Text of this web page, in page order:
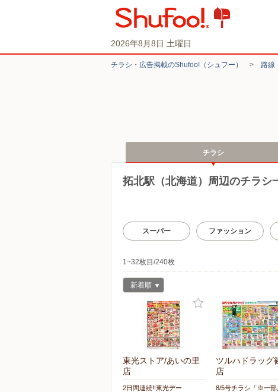
2026年8月8日 土曜日
チラシ・​広告掲載の​Shufoo!​（シュフー） > 路線
チラシ
拓北駅（北海道）周辺のチラシ
スーパー ファッション
1~32枚目/240枚
新着順
東光ストア/あいの里
店
2日間連続!!東光デー
ツルハドラッグ
店
8/5号チラシ「※一部